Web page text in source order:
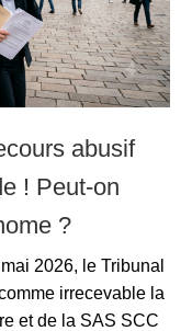
abusif
! Peut-on
?
2026, le Tribunal
irrecevable la
et de la SAS SCC